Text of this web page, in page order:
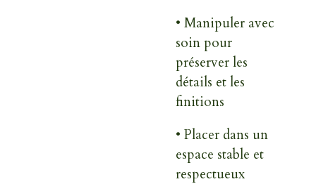
• Manipuler avec
soin pour
préserver les
détails et les
finitions
• Placer dans un
espace stable et
respectueux